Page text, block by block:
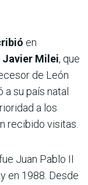
en
Milei, que
de León
a su país natal
a los
recibido visitas.
Juan Pablo II
en 1988. Desde